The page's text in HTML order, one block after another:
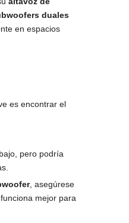
duales
en espacios
es encontrar el
pero podría
, asegúrese
mejor para